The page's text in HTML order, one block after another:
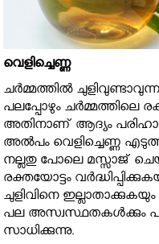
വെളിച്ചെണ്ണ
ചര്‍മ്മത്തില്‍
പലപ്പോഴും ചര്‍മ്മത്തിലെ
അതിനാണ് ആദ്യം
അല്‍പം വെളിച്ചെണ്ണ
നല്ലതു പോലെ മസ്സാജ്
രക്തയോട്ടം
ചുളിവിനെ
പല അസ്വസ്ഥതകള്‍ക്കും
സാധിക്കുന്നു.